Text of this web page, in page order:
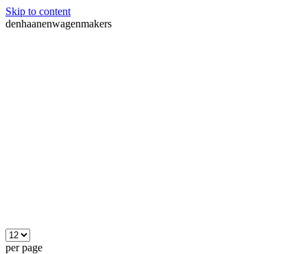
Skip to content
denhaanenwagenmakers
per page